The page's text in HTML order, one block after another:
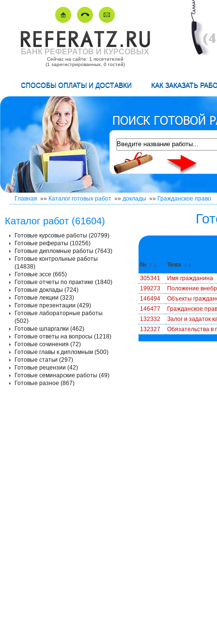
БАНК РЕФЕРАТОВ И КУРСОВЫХ
Сейчас на сайте: 1 посетителей
(1 зарегистрированных, 0 гостей)
СПОСОБЫ ОПЛАТЫ И ДОСТАВКИ КАК ЗАКАЗАТЬ
Главная »» Каталог готовых работ »» доклады »» Гражданское право
№ ↑ ↓ Тема ↑ ↓
305341
Имя гражданина
199273
Положение
146494
Объекты
146477
Гражданское
132332
Залог и задаток
132327
Обязательства в
Каталог работ (61604)
Готовые курсовые работы (20799)
Готовые рефераты (10256)
Готовые дипломные работы (7643)
Готовые контрольные работы
(14838)
Готовые эссе (665)
Готовые отчеты по практике (1840)
Готовые доклады (724)
Готовые лекции (323)
Готовые презентации (429)
Готовые лабораторные работы
(502)
Готовые шпаргалки (462)
Готовые ответы на вопросы (1218)
Готовые сочинения (72)
Готовые главы к дипломным (500)
Готовые статьи (297)
Готовые рецензии (42)
Готовые семинарские работы (49)
Готовые разное (867)